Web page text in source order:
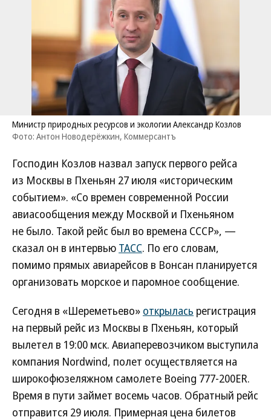
Министр природных ресурсов и экологии Александр Козлов
Фото: Антон Новодерёжкин, Коммерсантъ
Господин Козлов назвал запуск первого рейса
из Москвы в Пхеньян 27 июля «историческим
событием». «Со времен современной России
авиасообщения между Москвой и Пхеньяном
не было. Такой рейс был во времена СССР», —
сказал он в интервью ТАСС. По его словам,
помимо прямых авиарейсов в Вонсан планируется
организовать морское и паромное сообщение.
Сегодня в «Шереметьево» открылась регистрация
на первый рейс из Москвы в Пхеньян, который
вылетел в 19:00 мск. Авиаперевозчиком выступила
компания Nordwind, полет осуществляется на
широкофюзеляжном самолете Boeing 777-200ER.
Время в пути займет восемь часов. Обратный рейс
отправится 29 июля. Примерная цена билетов